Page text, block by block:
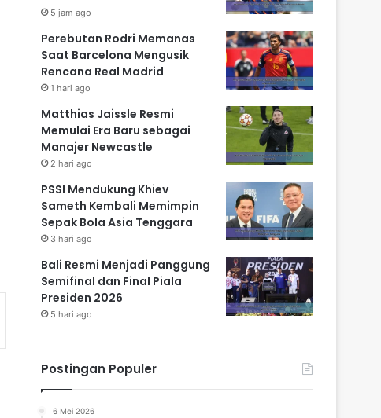
5 jam ago
Perebutan Rodri Memanas
Saat Barcelona Mengusik
Rencana Real Madrid
1 hari ago
Matthias Jaissle Resmi
Memulai Era Baru sebagai
Manajer Newcastle
2 hari ago
PSSI Mendukung Khiev
Sameth Kembali Memimpin
Sepak Bola Asia Tenggara
3 hari ago
Bali Resmi Menjadi Panggung
Semifinal dan Final Piala
Presiden 2026
5 hari ago
Postingan Populer
6 Mei 2026